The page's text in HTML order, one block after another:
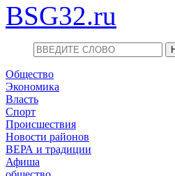
BSG32.ru
Общество
Экономика
Власть
Спорт
Происшествия
Новости районов
ВЕРА и традиции
Афиша